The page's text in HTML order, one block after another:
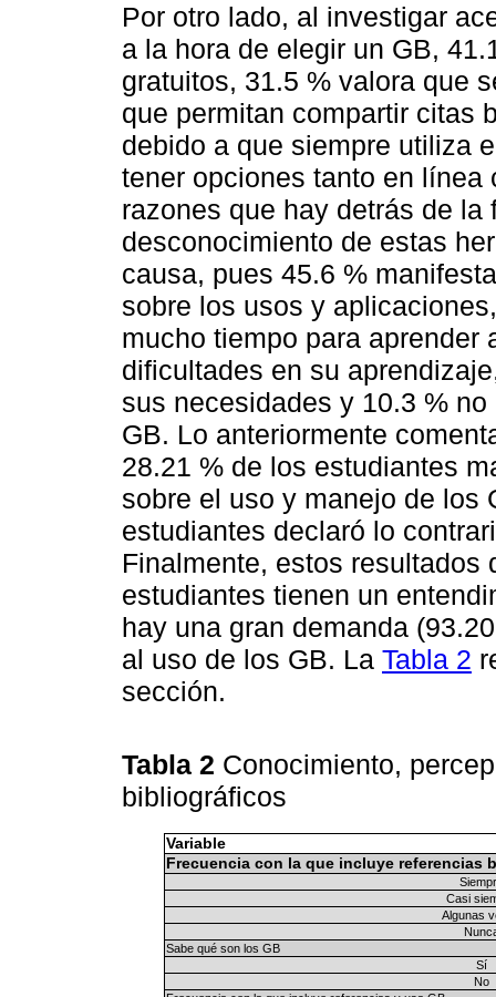
Por otro lado, al investigar
a la hora de elegir un GB,
gratuitos, 31.5 % valora que
que permitan compartir citas
debido a que siempre utiliza
tener opciones tanto en
razones que hay detrás de
desconocimiento de estas
causa, pues 45.6 %
sobre los usos y
mucho tiempo para aprender
dificultades en su
sus necesidades y 10.3 %
GB. Lo anteriormente
28.21 % de los estudiantes
sobre el uso y manejo de los
estudiantes declaró lo
Finalmente, estos resultados
estudiantes tienen un
hay una gran demanda
al uso de los GB. La Tabla 2
sección.
Tabla 2 Conocimiento,
bibliográficos
Variable
Frecuencia con la que incluye referencias
Casi
Algunas
Sabe qué son los GB
Sí
No